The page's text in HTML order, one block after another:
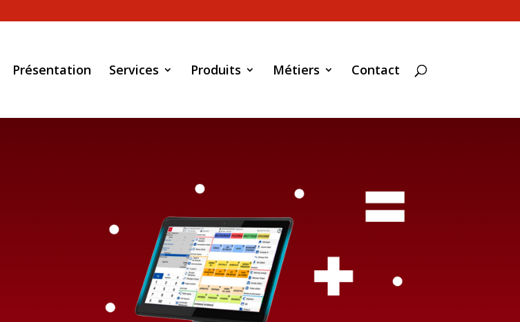
Présentation Services Produits Métiers Contact